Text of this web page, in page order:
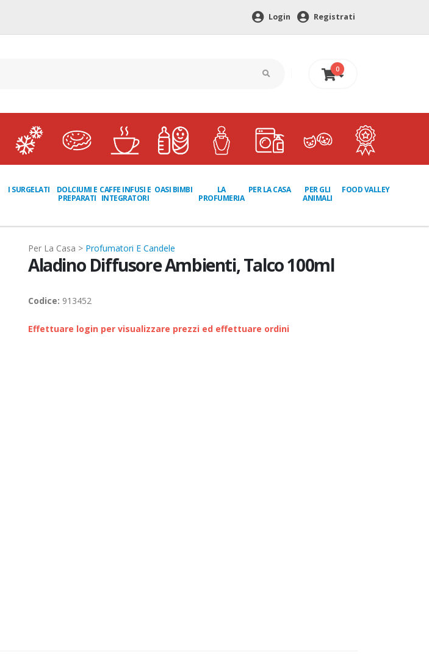
Login Registrati
0
0 €
I SURGELATI
DOLCIUMI E
PREPARATI
CAFFE INFUSI E
INTEGRATORI
OASI BIMBI
LA
PROFUMERIA
PER LA CASA
PER GLI
ANIMALI
FOOD VALLEY
Per La Casa > Profumatori E Candele
Aladino Diffusore Ambienti, Talco 100ml
Codice: 913452
Effettuare login per visualizzare prezzi ed effettuare ordini